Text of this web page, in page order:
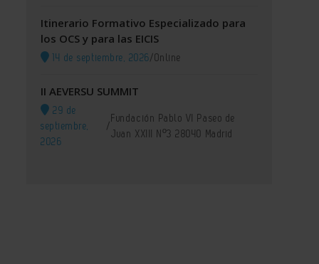
Itinerario Formativo Especializado para
los OCS y para las EICIS
14 de septiembre, 2026/Online
II AEVERSU SUMMIT
29 de
septiembre,
2026
/
Fundación Pablo VI Paseo de
Juan XXIII Nº3 28040 Madrid